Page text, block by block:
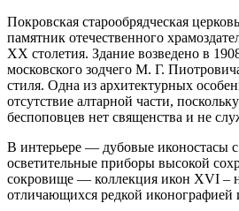
Покровская старообрядческая
памятник отечественного
XX столетия. Здание возведено в
московского зодчего М. Г.
стиля. Одна из архитектурных
отсутствие алтарной части,
беспоповцев нет священства и не
В интерьере — дубовые иконостасы с
осветительные приборы высокой
сокровище — коллекция икон XVI –
отличающихся редкой иконографией